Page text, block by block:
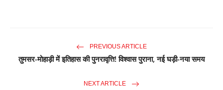
PREVIOUS ARTICLE
तुमसर-मोहाड़ी में इतिहास की पुनरावृत्ति! विश्वास पुराना, नई घड़ी-नया समय
NEXT ARTICLE